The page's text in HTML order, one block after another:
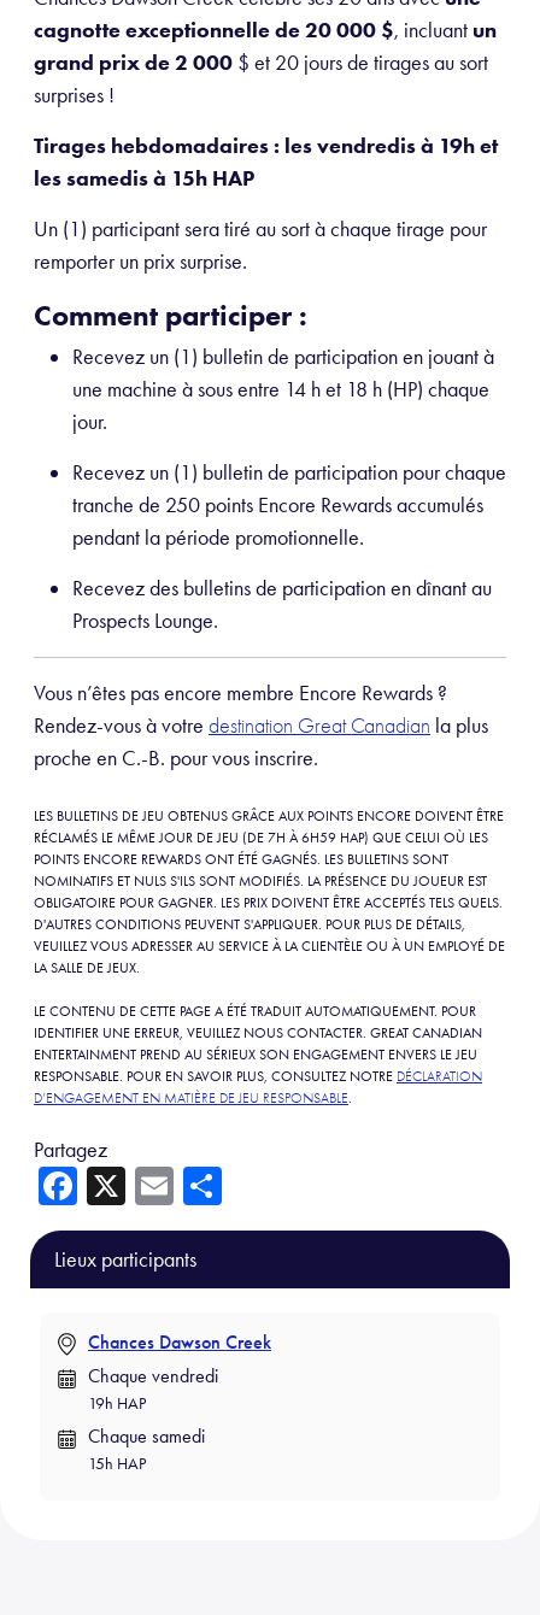
cagnotte exceptionnelle de 20 000 $, incluant un
grand prix de 2 000 $ et 20 jours de tirages au sort
surprises !
Tirages hebdomadaires : les vendredis à 19h et
les samedis à 15h HAP
Un (1) participant sera tiré au sort à chaque tirage pour
remporter un prix surprise.
Comment participer :
Recevez un (1) bulletin de participation en jouant à
une machine à sous entre 14 h et 18 h (HP) chaque
jour.
Recevez un (1) bulletin de participation pour chaque
tranche de 250 points Encore Rewards accumulés
pendant la période promotionnelle.
Recevez des bulletins de participation en dînant au
Prospects Lounge.
Vous n’êtes pas encore membre Encore Rewards ?
Rendez-vous à votre destination Great Canadian la plus
proche en C.-B. pour vous inscrire.
LES BULLETINS DE JEU OBTENUS GRÂCE AUX POINTS ENCORE DOIVENT ÊTRE
RÉCLAMÉS LE MÊME JOUR DE JEU (DE 7H À 6H59 HAP) QUE CELUI OÙ LES
POINTS ENCORE REWARDS ONT ÉTÉ GAGNÉS. LES BULLETINS SONT
NOMINATIFS ET NULS S'ILS SONT MODIFIÉS. LA PRÉSENCE DU JOUEUR EST
OBLIGATOIRE POUR GAGNER. LES PRIX DOIVENT ÊTRE ACCEPTÉS TELS QUELS.
D'AUTRES CONDITIONS PEUVENT S'APPLIQUER. POUR PLUS DE DÉTAILS,
VEUILLEZ VOUS ADRESSER AU SERVICE À LA CLIENTÈLE OU À UN EMPLOYÉ DE
LA SALLE DE JEUX.
LE CONTENU DE CETTE PAGE A ÉTÉ TRADUIT AUTOMATIQUEMENT. POUR
IDENTIFIER UNE ERREUR, VEUILLEZ NOUS CONTACTER. GREAT CANADIAN
ENTERTAINMENT PREND AU SÉRIEUX SON ENGAGEMENT ENVERS LE JEU
RESPONSABLE. POUR EN SAVOIR PLUS, CONSULTEZ NOTRE DÉCLARATION
D’ENGAGEMENT EN MATIÈRE DE JEU RESPONSABLE.
Partagez
Fa
ce
b
o
ok
X
E
m
ail
ar
Lieux participants
Chances Dawson Creek
Chaque vendredi
19h HAP
Chaque samedi
15h HAP